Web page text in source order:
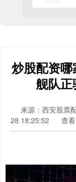
炒股配资
舰队
来源：西安股票
28 18:25:52
查